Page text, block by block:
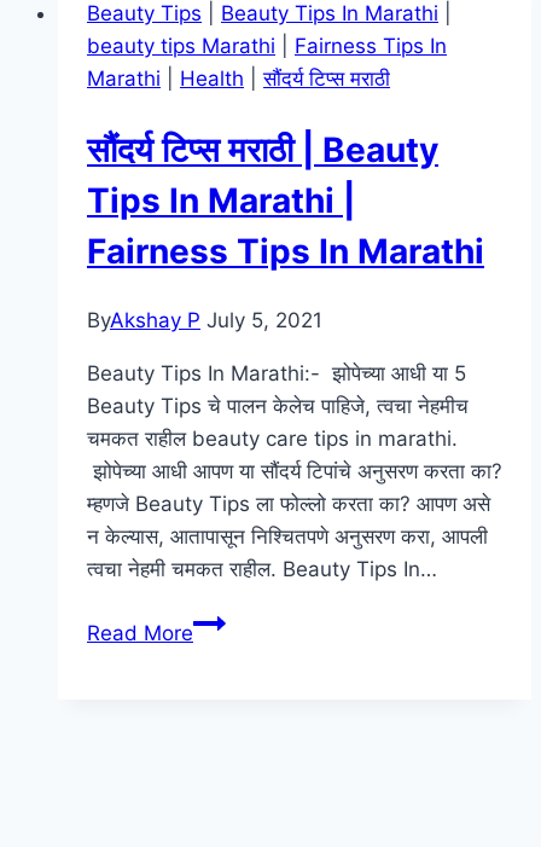
Beauty
Tips
In
For
Pimples
Beauty Tips Beauty Tips In Marathi
beauty tips Marathi
Fairness Tips In
Marathi
Health |सौंदर्य टिप्स मराठी
सौंदर्य टिप्स मराठी | Beauty
Tips In Marathi |
Fairness Tips In Marathi
ByAkshay P July 5, 2021
Beauty Tips In Marathi:- झोपेच्या आधी या 5
Beauty Tips चे पालन केलेच पाहिजे, त्वचा नेहमीच
चमकत राहील beauty care tips in marathi.
झोपेच्या आधी आपण या सौंदर्य टिपांचे अनुसरण करता का?
म्हणजे Beauty Tips ला फोल्लो करता का? आपण असे
न केल्यास, आतापासून निश्चितपणे अनुसरण करा, आपली
त्वचा नेहमी चमकत राहील. Beauty Tips In…
Read Moreसौंदर्य